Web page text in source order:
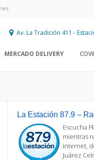
Av. La Tradición 411 -
MERCADO DELIVERY
La Estación 87.9 –
Escucha
mientras
internet,
Juárez